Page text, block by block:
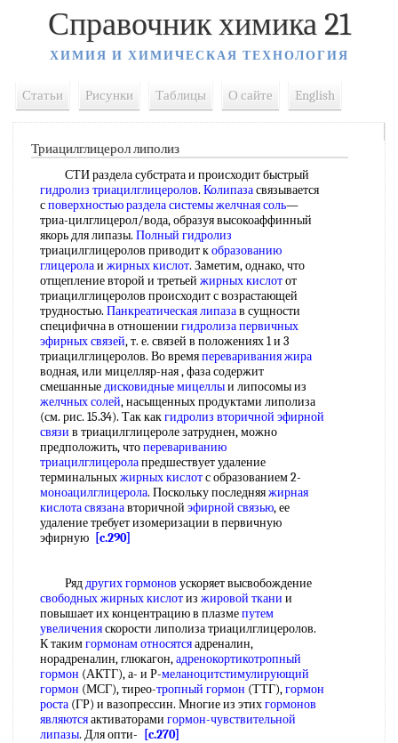
Справочник химика 21
ХИМИЯ И ХИМИЧЕСКАЯ ТЕХНОЛОГИЯ
Статьи Рисунки Таблицы О сайте English
Триацилглицерол липолиз
СТИ раздела субстрата и происходит быстрый
гидролиз триацилглицеролов. Колипазасвязывается
споверхностью раздела системыжелчная соль—
триа-цилглицерол/вода, образуя высокоаффинный
якорь для липазы. Полный гидролиз
триацилглицеролов приводит кобразованию
глицеролаи жирных кислот. Заметим, однако, что
отщепление второй и третьей жирных кислотот
триацилглицеролов происходит с возрастающей
трудностью. Панкреатическая липазав сущности
специфична в отношении гидролиза первичных
эфирных связей, т. е. связей в положениях 1 и 3
триацилглицеролов. Во времяпереваривания жира
водная, или мицелляр-ная , фаза содержит
смешанныедисковидные мицеллыи липосомы из
желчных солей, насыщенных продуктами липолиза
(см. рис. 15.34). Так какгидролиз вторичной эфирной
связи в триацилглицероле затруднен, можно
предположить, чтоперевариванию
триацилглицеролапредшествует удаление
терминальныхжирных кислотс образованием 2-
моноацилглицерола. Поскольку последняяжирная
кислота связанавторичной эфирной связью, ее
удаление требует изомеризации в первичную
эфирную [c.290]
Ряддругих гормонов ускоряет высвобождение
свободных жирных кислотиз жировой ткани и
повышает их концентрацию в плазмепутем
увеличенияскорости липолиза триацилглицеролов.
К такимгормонам относятсяадреналин,
норадреналин, глюкагон,адренокортикотропный
гормон (АКТГ), а- и Р-меланоцитстимулирующий
гормон (МСГ), тирео-тропный гормон (ТТГ),гормон
роста (ГР) и вазопрессин. Многие из этихгормонов
являютсяактиваторами гормон-чувствительной
липазы. Для опти-
[c.270]